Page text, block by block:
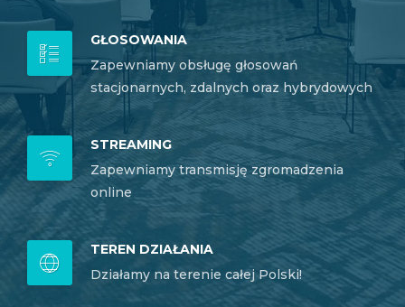
GŁOSOWANIA
Zapewniamy obsługę głosowań
stacjonarnych, zdalnych oraz hybrydowych
STREAMING
Zapewniamy transmisję zgromadzenia
online
TEREN DZIAŁANIA
Działamy na terenie całej Polski!